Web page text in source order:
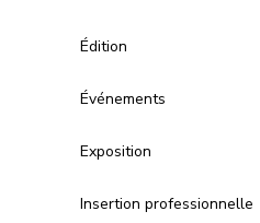
Édition
Événements
Exposition
Insertion professionnelle